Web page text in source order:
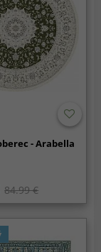
- Arabella
84.99 €